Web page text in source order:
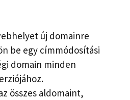
új domainre
be egy címmódosítási
domain minden
összes aldomaint,